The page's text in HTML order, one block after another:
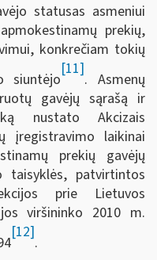
statusas asmeniui
prekių,
konkrečiam tokių
siuntėjo
[11]
. Asmenų
gavėjų sąrašą ir
nustato Akcizais
įregistravimo laikinai
prekių gavėjų
patvirtintos
prie Lietuvos
viršininko 2010 m.
[12]
.